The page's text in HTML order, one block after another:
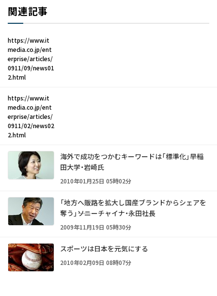
関連記事
https://www.it
media.co.jp/ent
erprise/articles/
0911/09/news01
2.html
https://www.it
media.co.jp/ent
erprise/articles/
0911/02/news02
2.html
海外で成功をつかむキーワードは「標準化」――早稲
田大学・岩崎氏
2010年01月25日 05時02分
「地方へ販路を拡大し国産ブランドからシェアを
奪う」――ソニーチャイナ・永田社長
2009年11月19日 05時30分
スポーツは日本を元気にする
2010年02月09日 08時07分